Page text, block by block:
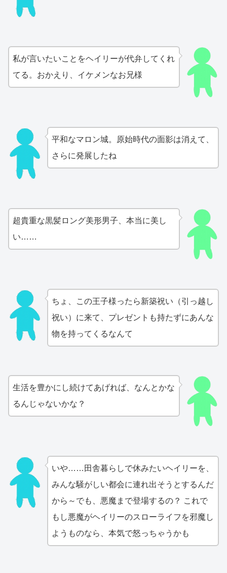
私が言いたいことをヘイリーが代弁してくれ
てる。おかえり、イケメンなお兄様
平和なマロン城。原始時代の面影は消えて、
さらに発展したね
超貴重な黒髪ロング美形男子、本当に美し
い……
ちょ、この王子様ったら新築祝い（引っ越し
祝い）に来て、プレゼントも持たずにあんな
物を持ってくるなんて
生活を豊かにし続けてあげれば、なんとかな
るんじゃないかな？
いや……田舎暮らしで休みたいヘイリーを、
みんな騒がしい都会に連れ出そうとするんだ
から～でも、悪魔まで登場するの？ これで
もし悪魔がヘイリーのスローライフを邪魔し
ようものなら、本気で怒っちゃうかも